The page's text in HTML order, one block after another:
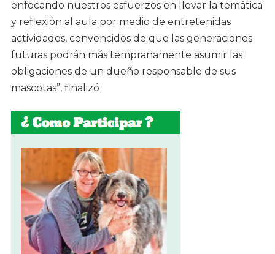
enfocando nuestros esfuerzos en llevar la temática
y reflexión al aula por medio de entretenidas
actividades, convencidos de que las generaciones
futuras podrán más tempranamente asumir las
obligaciones de un dueño responsable de sus
mascotas”, finalizó